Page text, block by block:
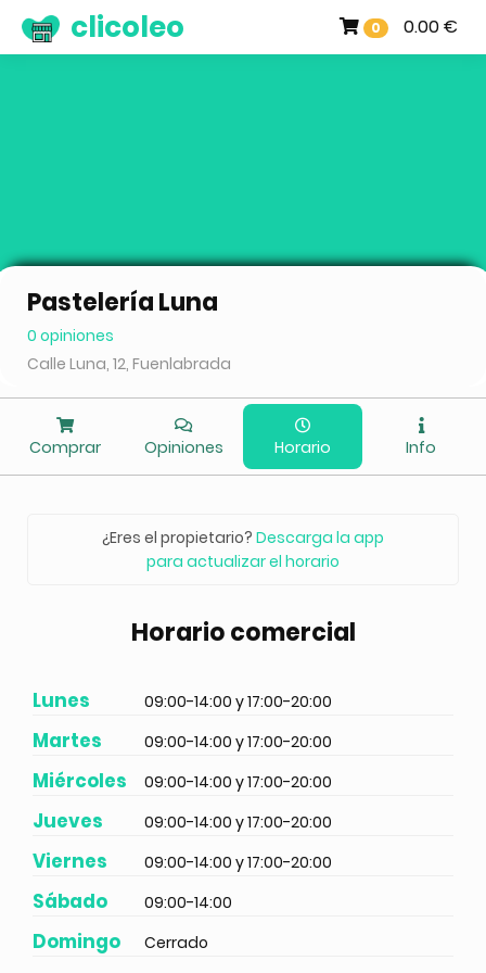
0 0.00 €
clicoleo
Pastelería Luna
0 opiniones
Calle Luna, 12, Fuenlabrada
Comprar Opiniones Horario Info
¿Eres el propietario? Descarga la app
para actualizar el horario
Horario comercial
Lunes 09:00-14:00 y 17:00-20:00
Martes 09:00-14:00 y 17:00-20:00
Miércoles 09:00-14:00 y 17:00-20:00
Jueves 09:00-14:00 y 17:00-20:00
Viernes 09:00-14:00 y 17:00-20:00
Sábado 09:00-14:00
Domingo Cerrado